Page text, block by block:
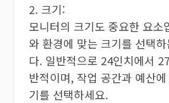
2. 크기:
모니터의 크기도 중요한 요소
와 환경에 맞는 크기를 선택
다. 일반적으로 24인치에서
반적이며, 작업 공간과 예산
기를 선택하세요.